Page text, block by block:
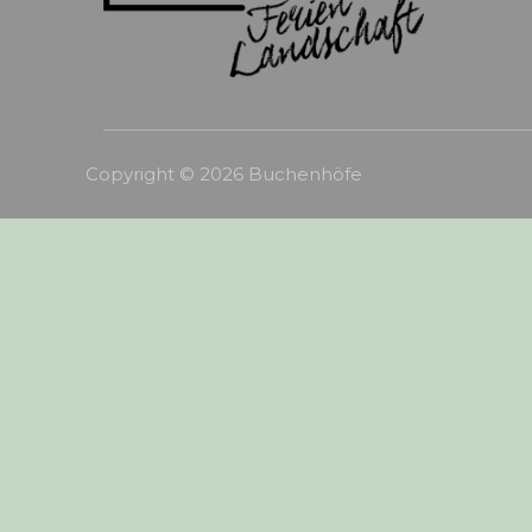
Copyright © 2026 Buchenhöfe